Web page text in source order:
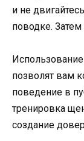
и не
поводке.
позволят вам
поведение в
тренировка
создание